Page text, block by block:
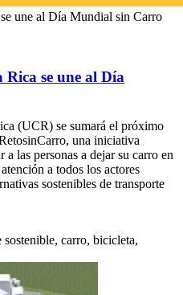
une al Día Mundial sin Carro
se une al Día
(UCR) se sumará el próximo
una iniciativa
a las personas a dejar su carro en
a todos los actores
sostenibles de transporte
carro, bicicleta,